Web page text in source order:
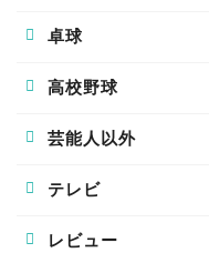
卓球
高校野球
芸能人以外
テレビ
レビュー